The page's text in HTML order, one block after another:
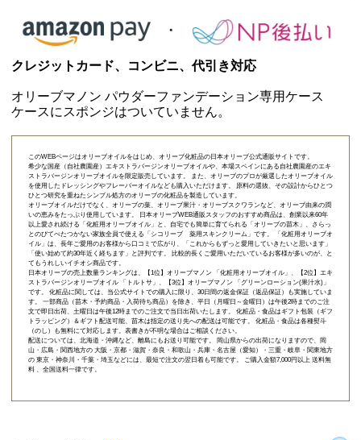
クレジットカード、コンビニ、代引き対応
オリーブマノン パウダーファンデーション専用ケース
ケースにスポンジはついていません。
このWEBページはオリーブオイルをはじめ、オリーブ化粧品の日本オリーブ公式通販サイトです。
希少な国産（自社農園産）エキストラバージンオリーブオイルや、本場スペインにある自社農園産のエキ
ストラバージンオリーブオイルを限定販売しています。 また、オリーブのプロが厳選したオリーブオイル
を使用したドレッシングやフレーバーオイルなども購入いただけます。 原料の選抜、その設計からひとつ
ひとつ研究を重ねたシンプル処方のオリーブの化粧品を製造しています。
オリーブオイルだけでなく、オリーブの葉、オリーブ果汁・オリーブスクワランなど、オリーブ由来の潤
いの恵みをたっぷり使用しています。 日本オリーブWEB通販スタッフのおすすめ商品は、創業以来60年
以上愛され続ける「 化粧用オリーブオイル 」と、自宅でも簡単に育てられる「 オリーブの苗木 」、さらっ
とのびてべたつかない家族全員で使える「 シコリーブ 薬用スキンクリーム 」です。 「化粧用オリーブオ
イル」は、長年ご愛用のお客様から口コミで広がり、「これからもずっと愛用していきたいと思います」
「使い始めて約30年近く経ちます」と評判です。 比較的長くご愛用いただいているお客様が多いのが、と
てもうれしいイチオシ商品です。
日本オリーブの売上数量ランキングは、【1位】オリーブマノン 「 化粧用オリーブオイル 」、【2位】 エキ
ストラバージンオリーブオイル 「トルトサ」 、【3位】 オリーブマノン 「グリーンローション(果汁水)」
です。 化粧品に関しては、当公式サイトでの購入に限り、 30日間の返金保証（返品保証）
も実施していま
す。 一部商品（苗木・予約商品・入荷待ち商品）を除き、平日（月曜日～金曜日）は午後2時までのご注
文で即日出荷、土曜日は午後12時までのご注文で当日出荷いたします。 化粧品・食品はギフト包装（ギフ
トラッピング）＆ギフト配送可能、苗木は指定の送り先への配送は可能です。 化粧品・食品は各種熨斗
（のし）も無料にて対応します。表書きが不明な場合はご相談ください。
配送については、北海道・沖縄など、離島にもお送り可能です。 岡山県からの出荷になりますので、岡
山・広島・関西地方の 大阪・京都・滋賀・奈良・和歌山・兵庫・名古屋（愛知）・三重・岐阜・関東地方
の 東京・神奈川・千葉・埼玉などには、最短で注文の翌日着も可能です。 ご購入金額7,000円以上 送料無
料 、全国送料一律です。